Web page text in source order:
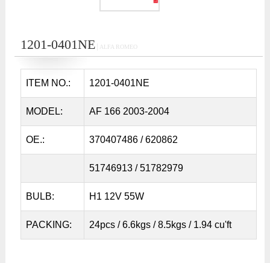
1201-0401NE│ALFA ROMEO
ITEM NO.: 1201-0401NE
MODEL: AF 166 2003-2004
OE.: 370407486 / 620862
51746913 / 51782979
BULB: H1 12V 55W
PACKING: 24pcs / 6.6kgs / 8.5kgs / 1.94 cu'ft